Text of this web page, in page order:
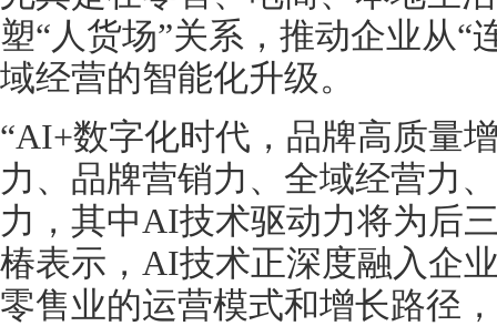
塑“人货场”关系，推动企业从“
域经营的智能化升级。
“AI+数字化时代，品牌高质量
力、品牌营销力、全域经营力
力，其中AI技术驱动力将为后
椿表示，AI技术正深度融入企
零售业的运营模式和增长路径